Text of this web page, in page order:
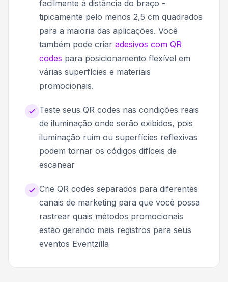
facilmente à distância do braço -
tipicamente pelo menos 2,5 cm quadrados
para a maioria das aplicações. Você
também pode criar adesivos com QR
codes para posicionamento flexível em
várias superfícies e materiais
promocionais.
Teste seus QR codes nas condições reais
de iluminação onde serão exibidos, pois
iluminação ruim ou superfícies reflexivas
podem tornar os códigos difíceis de
escanear
Crie QR codes separados para diferentes
canais de marketing para que você possa
rastrear quais métodos promocionais
estão gerando mais registros para seus
eventos Eventzilla